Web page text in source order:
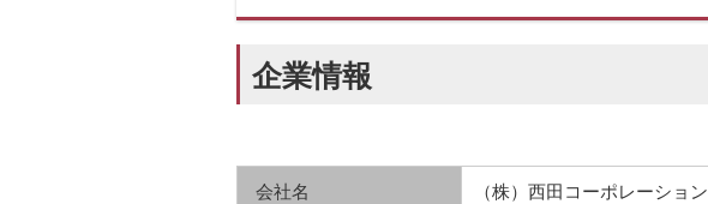
企業情報
会社名 （株）西田コーポレーション